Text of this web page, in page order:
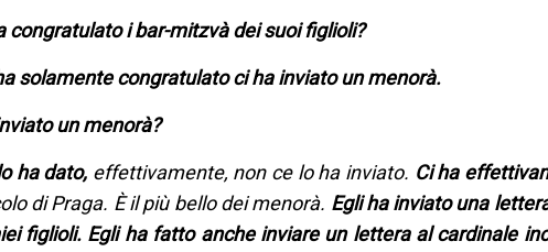
congratulato i bar-mitzvà dei suoi figlioli?
solamente congratulato ci ha inviato un menorà.
un menorà?
ha dato, effettivamente, non ce lo ha inviato. Ci ha
di Praga. È il più bello dei menorà. Egli ha inviato una
figlioli. Egli ha fatto anche inviare un lettera al cardinale